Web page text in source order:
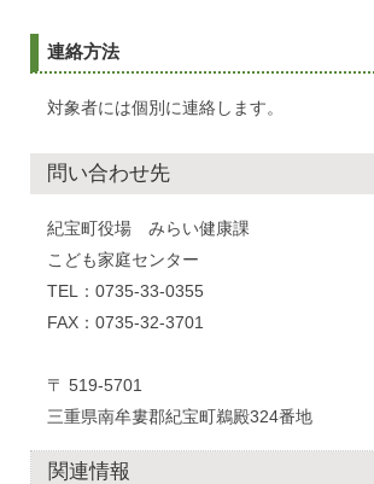
連絡方法
対象者には個別に連絡します。
問い合わせ先
紀宝町役場 みらい健康課
こども家庭センター
TEL：0735-33-0355
FAX：0735-32-3701
〒 519-5701
三重県南牟婁郡紀宝町鵜殿324番地
関連情報